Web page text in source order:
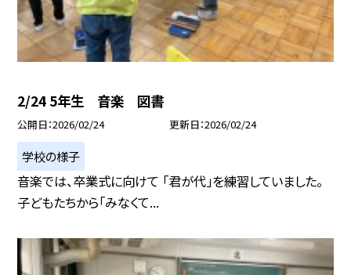
2/24 5年生 音楽 図書
公開日 2026/02/24 更新日 2026/02/24
学校の様子
音楽では、卒業式に向けて 「君が代」を練習していました。
子どもたちから「みなくて...